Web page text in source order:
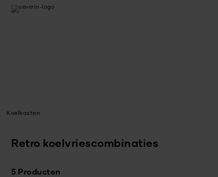
Koelkasten
Retro koelvriescombinaties
5 Producten